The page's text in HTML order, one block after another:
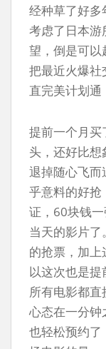
经种草了好
考虑了日本
望，倒是可以
把最近火爆
直完美计划通
提前一个月
头，还好比
退掉随心飞而
乎意料的好抢
证，60块钱
当天的影片
的抢票，加
以这次也是
所有电影都
心态在一分
也轻松预约了